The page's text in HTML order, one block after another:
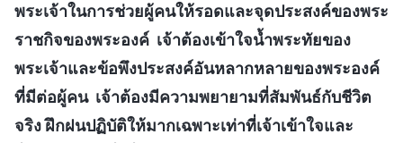
พระเจ้าในการช่วยผู้คนให้รอดและจุดประสงค์ของพระ
ราชกิจของพระองค์ เจ้าต้องเข้าใจน้ำพระทัยของ
พระเจ้าและข้อพึงประสงค์อันหลากหลายของพระองค์
ที่มีต่อผู้คน เจ้าต้องมีความพยายามที่สัมพันธ์กับชีวิต
จริง ฝึกฝนปฏิบัติให้มากเฉพาะเท่าที่เจ้าเข้าใจและ